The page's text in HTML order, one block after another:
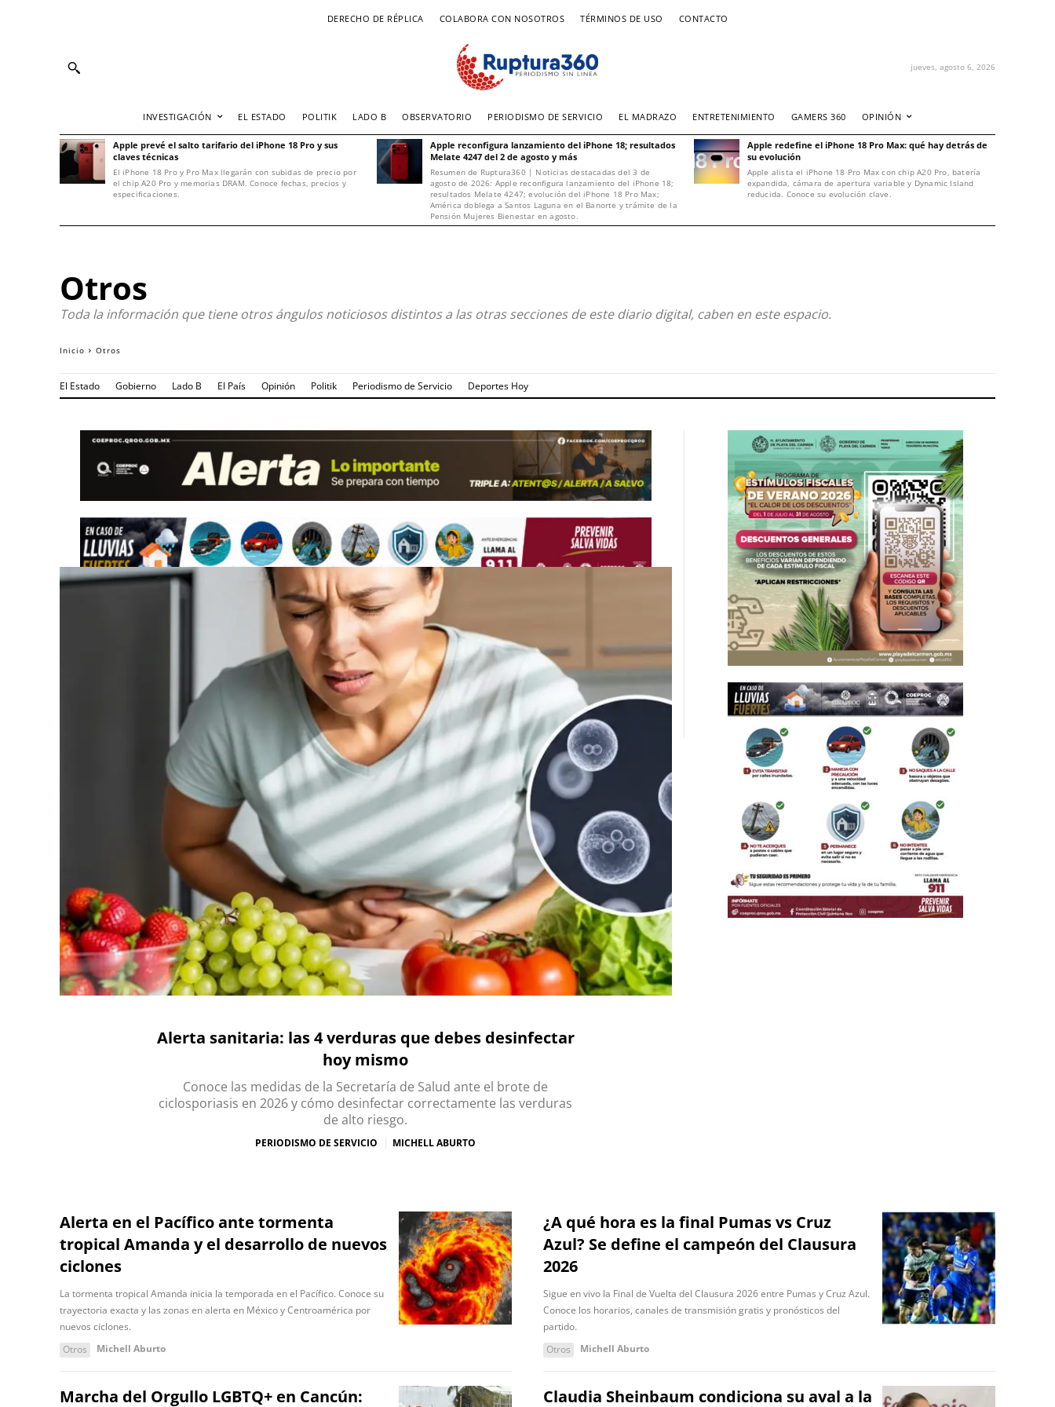
DERECHO DE RÉPLICA COLABORA CON NOSOTROS TÉRMINOS DE USO CONTACTO
jueves, agosto 6, 2026
INVESTIGACIÓN EL ESTADO POLITIK LADO B OBSERVATORIO PERIODISMO DE SERVICIO EL MADRAZO ENTRETENIMIENTO GAMERS 360 OPINIÓN
Apple prevé el salto tarifario del iPhone 18 Pro y sus
claves técnicas
El iPhone 18 Pro y Pro Max llegarán con subidas de precio por
el chip A20 Pro y memorias DRAM. Conoce fechas, precios y
especificaciones.
Apple reconfigura lanzamiento del iPhone 18; resultados
Melate 4247 del 2 de agosto y más
Resumen de Ruptura360 | Noticias destacadas del 3 de
agosto de 2026: Apple reconfigura lanzamiento del iPhone 18;
resultados Melate 4247; evolución del iPhone 18 Pro Max;
América doblega a Santos Laguna en el Banorte y trámite de la
Pensión Mujeres Bienestar en agosto.
Apple redefine el iPhone 18 Pro Max: qué hay detrás de
su evolución
Apple alista el iPhone 18 Pro Max con chip A20 Pro, batería
expandida, cámara de apertura variable y Dynamic Island
reducida. Conoce su evolución clave.
Otros
Toda la información que tiene otros ángulos noticiosos distintos a las otras secciones de este diario digital, caben en este espacio.
Inicio Otros
El Estado Gobierno Lado B El País Opinión Politik Periodismo de Servicio Deportes Hoy
Alerta sanitaria: las 4 verduras que debes desinfectar
hoy mismo
Conoce las medidas de la Secretaría de Salud ante el brote de
ciclosporiasis en 2026 y cómo desinfectar correctamente las verduras
de alto riesgo.
PERIODISMO DE SERVICIO MICHELL ABURTO
Alerta en el Pacífico ante tormenta
tropical Amanda y el desarrollo de nuevos
ciclones
La tormenta tropical Amanda inicia la temporada en el Pacífico. Conoce su
trayectoria exacta y las zonas en alerta en México y Centroamérica por
nuevos ciclones.
Otros
Michell Aburto
¿A qué hora es la final Pumas vs Cruz
Azul? Se define el campeón del Clausura
2026
Sigue en vivo la Final de Vuelta del Clausura 2026 entre Pumas y Cruz Azul.
Conoce los horarios, canales de transmisión gratis y pronósticos del
partido.
Otros
Michell Aburto
Marcha del Orgullo LGBTQ+ en Cancún: Claudia Sheinbaum condiciona su aval a la